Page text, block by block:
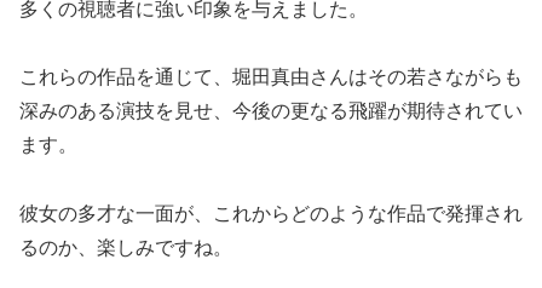
多くの視聴者に強い印象を与えました。
これらの作品を通じて、堀田真由さんはその若さながらも
深みのある演技を見せ、今後の更なる飛躍が期待されてい
ます。
彼女の多才な一面が、これからどのような作品で発揮され
るのか、楽しみですね。